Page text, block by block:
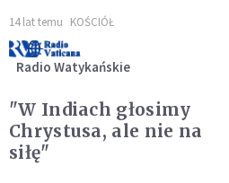
14 lat temu KOŚCIÓŁ
Radio Watykańskie
"W Indiach głosimy
Chrystusa, ale nie na
siłę"